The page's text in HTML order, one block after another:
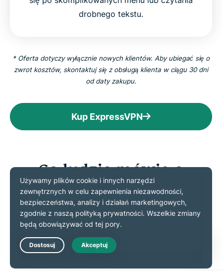
drobnego tekstu.
* Oferta dotyczy wyłącznie nowych klientów. Aby ubiegać się o
zwrot kosztów, skontaktuj się z obsługą klienta w ciągu 30 dni
od daty zakupu.
Kup ExpressVPN
Co ludzie mówią o
ExpressVPN
Dowiedz się, dlaczego zadowoleni klienci polecają
ExpressVPN